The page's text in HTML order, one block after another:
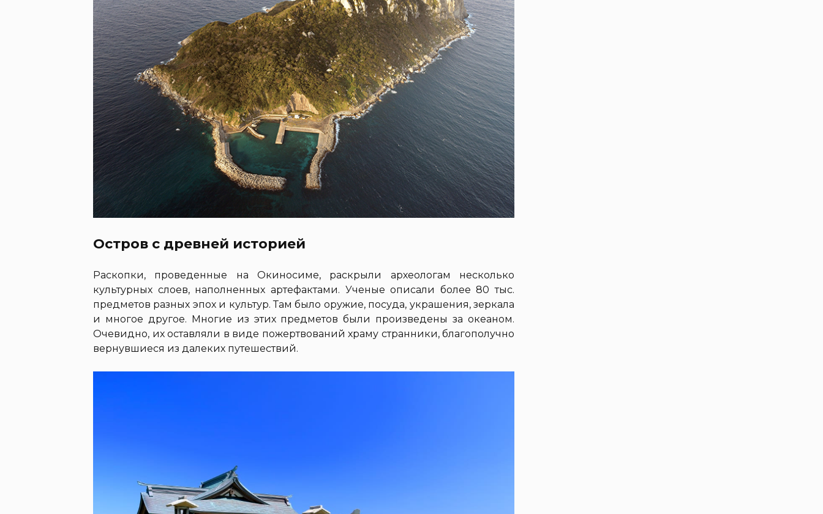
Остров с древней историей
Раскопки, проведенные на Окиносиме, раскрыли археологам несколько
культурных слоев, наполненных артефактами. Ученые описали более 80 тыс.
предметов разных эпох и культур. Там было оружие, посуда, украшения, зеркала
и многое другое. Многие из этих предметов были произведены за океаном.
Очевидно, их оставляли в виде пожертвований храму странники, благополучно
вернувшиеся из далеких путешествий.